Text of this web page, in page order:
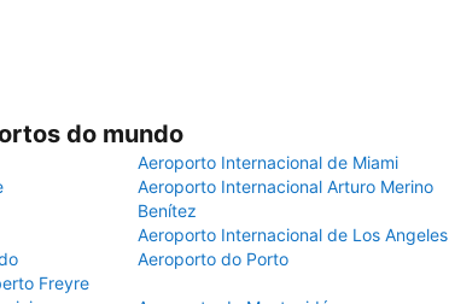
do mundo
Aeroporto Internacional de Miami
Aeroporto Internacional Arturo Merino
Benítez
Aeroporto Internacional de Los Angeles
Freyre
Aeroporto do Porto